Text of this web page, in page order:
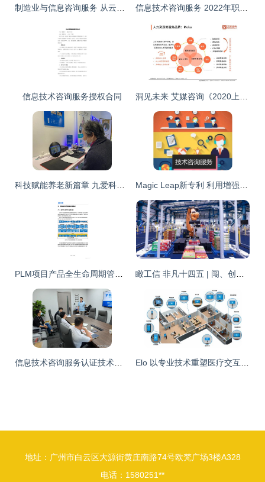
制造业与信息咨询服务 从云南机械制造到柳州建筑结构仿真的发展路径 信息技术咨询服务 2022年职业教育发展的新引擎与新方向
信息技术咨询服务授权合同 洞见未来 艾媒咨询《2020上半年中国企业服务发展全景报告》之信息技术咨询服务深度解析
科技赋能养老新篇章 九爱科技5G智能医站入驻养老中心，三甲医院专家服务直达社区 Magic Leap新专利 利用增强现实技术检测血糖等身体信息的未来展望
PLM项目产品全生命周期管理解决方案及实施方案 瞰工信 非凡十四五 | 闯、创、干 这五年高新技术企业活力奔涌，信息技术咨询服务新篇启航
信息技术咨询服务认证技术交流会在京召开 中政国誉与三家标杆企业共话发展 Elo 以专业技术重塑医疗交互未来 信息技术咨询服务引领智慧医疗革新
地址：广州市白云区大源街黄庄南路74号欧梵广场3楼A328
电话：1580251**